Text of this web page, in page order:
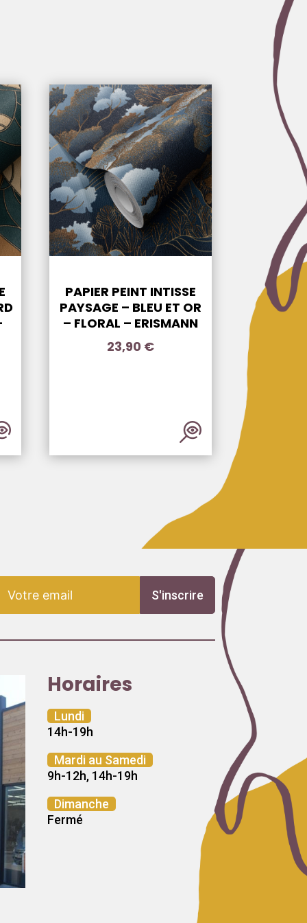
PAPIER PEINT INTISSE
PAYSAGE – BLEU ET OR
– FLORAL – ERISMANN
23,90 €
S'inscrire
Horaires
Lundi
14h-19h
Mardi au Samedi
9h-12h, 14h-19h
Dimanche
Fermé